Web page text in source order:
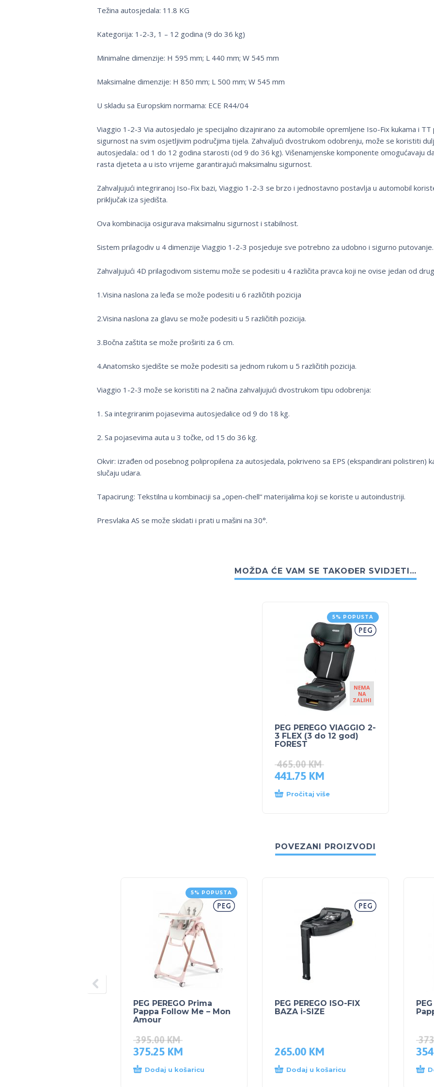
Težina autosjedala: 11.8 KG
Kategorija: 1-2-3, 1 – 12 godina (9 do 36 kg)
Minimalne dimenzije: H 595 mm; L 440 mm; W 545 mm
Maksimalne dimenzije: H 850 mm; L 500 mm; W 545 mm
U skladu sa Europskim normama: ECE R44/04
Viaggio 1-2-3 Via autosjedalo je specijalno dizajnirano za automobile opremljene Iso-Fix kukama i
sigurnost na svim osjetljivim područjima tijela. Zahvaljući dvostrukom odobrenju, može se koristiti
autosjedala.: od 1 do 12 godina starosti (od 9 do 36 kg). Višenamjenske komponente omogućavaju
rasta djeteta a u isto vrijeme garantirajući maksimalnu sigurnost.
Zahvaljujući integriranoj Iso-Fix bazi, Viaggio 1-2-3 se brzo i jednostavno postavlja u automobil
priključak iza sjedišta.
Ova kombinacija osigurava maksimalnu sigurnost i stabilnost.
Sistem prilagodiv u 4 dimenzije Viaggio 1-2-3 posjeduje sve potrebno za udobno i sigurno putovanje.
Zahvaljujući 4D prilagodivom sistemu može se podesiti u 4 različita pravca koji ne ovise jedan od
1.Visina naslona za leđa se može podesiti u 6 različitih pozicija
2.Visina naslona za glavu se može podesiti u 5 različitih pozicija.
3.Bočna zaštita se može proširiti za 6 cm.
4.Anatomsko sjedište se može podesiti sa jednom rukom u 5 različitih pozicija.
Viaggio 1-2-3 može se koristiti na 2 načina zahvaljujući dvostrukom tipu odobrenja:
1. Sa integriranim pojasevima autosjedalice od 9 do 18 kg.
2. Sa pojasevima auta u 3 točke, od 15 do 36 kg.
Okvir: izrađen od posebnog polipropilena za autosjedala, pokriveno sa EPS (ekspandirani polistiren)
slučaju udara.
Tapacirung: Tekstilna u kombinaciji sa „open-chell“ materijalima koji se koriste u autoindustriji.
Presvlaka AS se može skidati i prati u mašini na 30°.
MOŽDA ĆE VAM SE TAKOĐER SVIDJETI…
5% POPUSTA
NEMA
NA
ZALIHI
PEG PEREGO VIAGGIO 2-
3 FLEX (3 do 12 god)
FOREST
465.00KM
441.75 KM
Pročitaj više
POVEZANI PROIZVODI
5% POPUSTA
PEG PEREGO Prima
Pappa Follow Me – Mon
Amour
395.00KM
375.25 KM
Dodaj u košaricu
PEG PEREGO ISO-FIX
BAZA i-SIZE
265.00 KM
Dodaj u košaricu